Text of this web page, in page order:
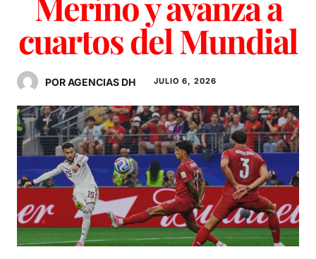
cuartos del Mundial
POR AGENCIAS DH JULIO 6, 2026